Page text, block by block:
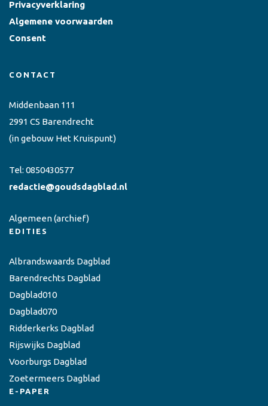
Privacyverklaring
Algemene voorwaarden
Consent
CONTACT
Middenbaan 111
2991 CS Barendrecht
(in gebouw Het Kruispunt)
Tel: 0850430577
redactie@goudsdagblad.nl
Algemeen(archief)
EDITIES
Albrandswaards Dagblad
Barendrechts Dagblad
Dagblad010
Dagblad070
Ridderkerks Dagblad
Rijswijks Dagblad
Voorburgs Dagblad
Zoetermeers Dagblad
E-PAPER